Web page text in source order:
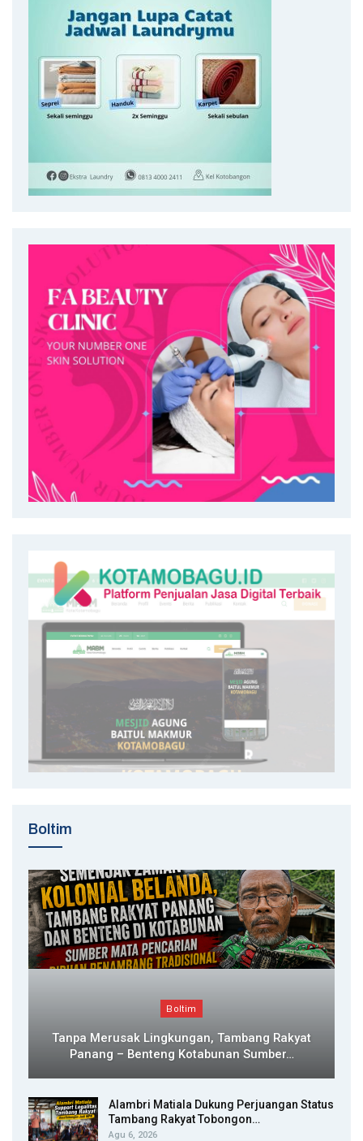
Boltim
Boltim
Tanpa Merusak Lingkungan, Tambang Rakyat
Panang – Benteng Kotabunan Sumber…
Alambri Matiala Dukung Perjuangan Status
Tambang Rakyat Tobongon…
Agu 6, 2026